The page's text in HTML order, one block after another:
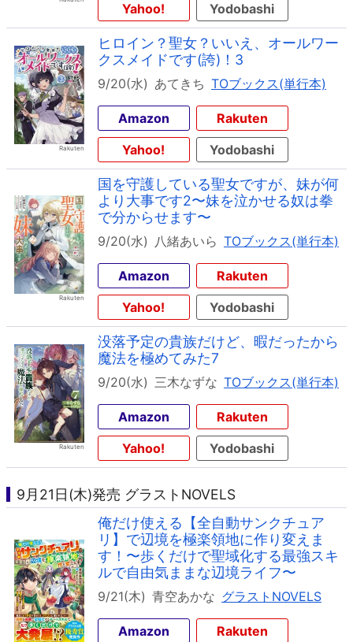
Yahoo!
Yodobashi
ヒロイン？聖女？いいえ、オールワー
クスメイドです(誇)！3
9/20(水) あてきち TOブックス(単行本)
Amazon
Rakuten
Yahoo!
Yodobashi
国を守護している聖女ですが、妹が何
より大事です2〜妹を泣かせる奴は拳
で分からせます〜
9/20(水) 八緒あいら TOブックス(単行本)
Amazon
Rakuten
Yahoo!
Yodobashi
没落予定の貴族だけど、暇だったから
魔法を極めてみた7
9/20(水) 三木なずな TOブックス(単行本)
Amazon
Rakuten
Yahoo!
Yodobashi
9月21日(木)発売 グラストNOVELS
俺だけ使える【全自動サンクチュア
リ】で辺境を極楽領地に作り変えま
す！〜歩くだけで聖域化する最強スキ
ルで自由気ままな辺境ライフ〜
9/21(木) 青空あかな グラストNOVELS
Amazon
Rakuten